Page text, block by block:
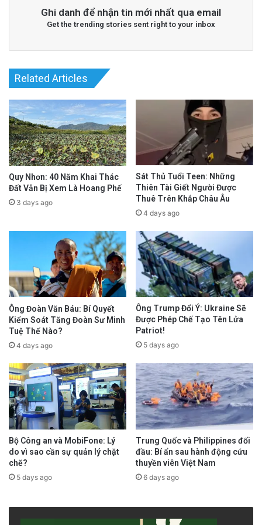
an tỉnh này, thì có thể thấy việc bổ nhiệm vừa
mới diễn ra.
Ở mục Ban Giám đốc đương nhiệm, tướng Tô
Anh Dũng được ghi giữ chức vụ giám đốc từ
tháng 6 năm 2025. Trước đó, trong mộtbài
đănghôm 30 tháng 5, thì giám đốc công an
Thanh Hóa lúc đó vẫn đang là Thiếu tướng
Trần Phú Hà.
Ngành công an Việt Nam trong thời gian gần
đây đã thực hiện hàng loạt thay đổi ở các vị trí
lãnh đạo tại công an các tỉnh.
Động thái này diễn ra trong bối cảnh Quốc hội
tỉnh. Với việc nhiều tỉnh bị biến mất, các chức
Ghi danh để nhận tin mới nhất qua email
Get the trending stories sent right to your inbox
Related Articles
Quy Nhơn: 40 Năm Khai Thác
Đất Vẫn Bị Xem Là Hoang Phế
3 days ago
Sát Thủ Tuổi Teen: Những
Thiên Tài Giết Người Được
Thuê Trên Khắp Châu Âu
4 days ago
Ông Đoàn Văn Báu: Bí Quyết
Kiểm Soát Tăng Đoàn Sư Minh
Tuệ Thế Nào?
4 days ago
Ông Trump Đổi Ý: Ukraine Sẽ
Được Phép Chế Tạo Tên Lửa
Patriot!
5 days ago
Bộ Công an và MobiFone: Lý
do vì sao cần sự quản lý chặt
chẽ?
5 days ago
Trung Quốc và Philippines đối
đầu: Bí ẩn sau hành động cứu
thuyền viên Việt Nam
6 days ago